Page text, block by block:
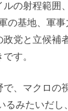
の射程範囲
の基地、軍
党と立候補
す。
、マクロの
るみたいだ